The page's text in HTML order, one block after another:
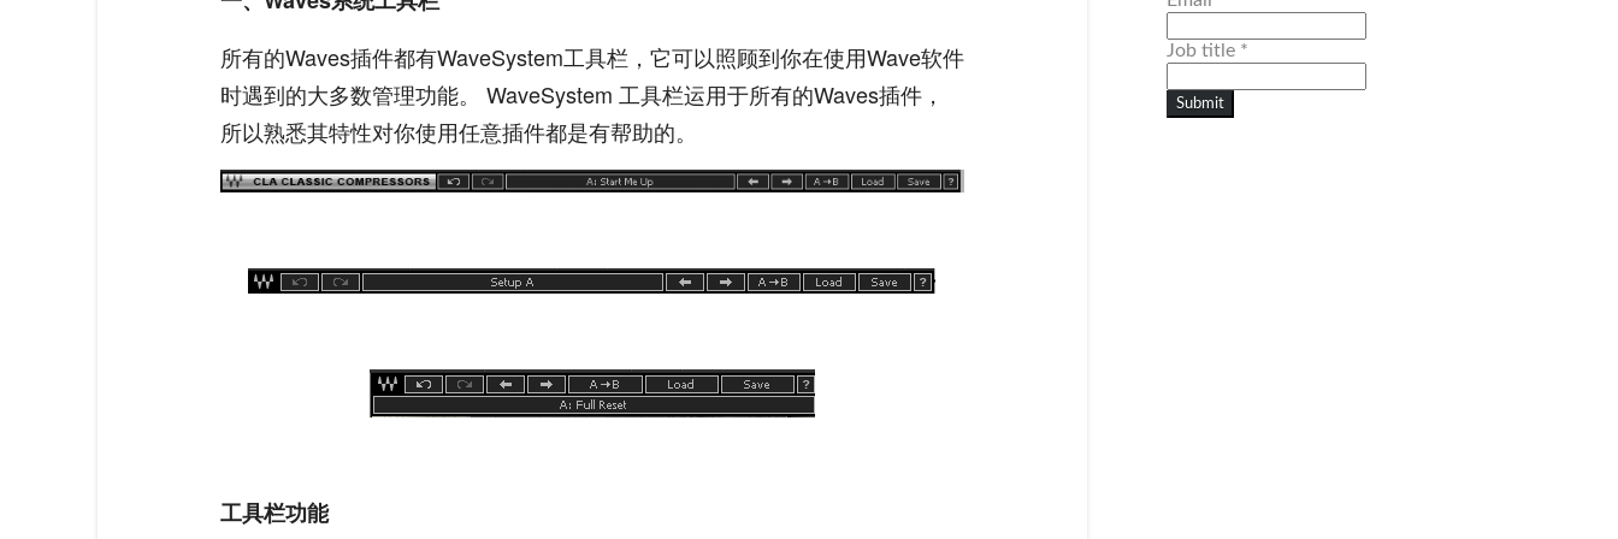
所有的Waves插件都有WaveSystem工具栏，它可以照顾到你在使用Wave软件
时遇到的大多数管理功能。 WaveSystem 工具栏运用于所有的Waves插件，
所以熟悉其特性对你使用任意插件都是有帮助的。
工具栏功能